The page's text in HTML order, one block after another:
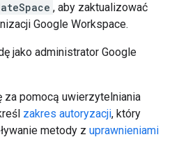
, aby zaktualizować
Google Workspace.
jako administrator Google
za pomocą uwierzytelniania
zakres autoryzacji, który
metody z uprawnieniami